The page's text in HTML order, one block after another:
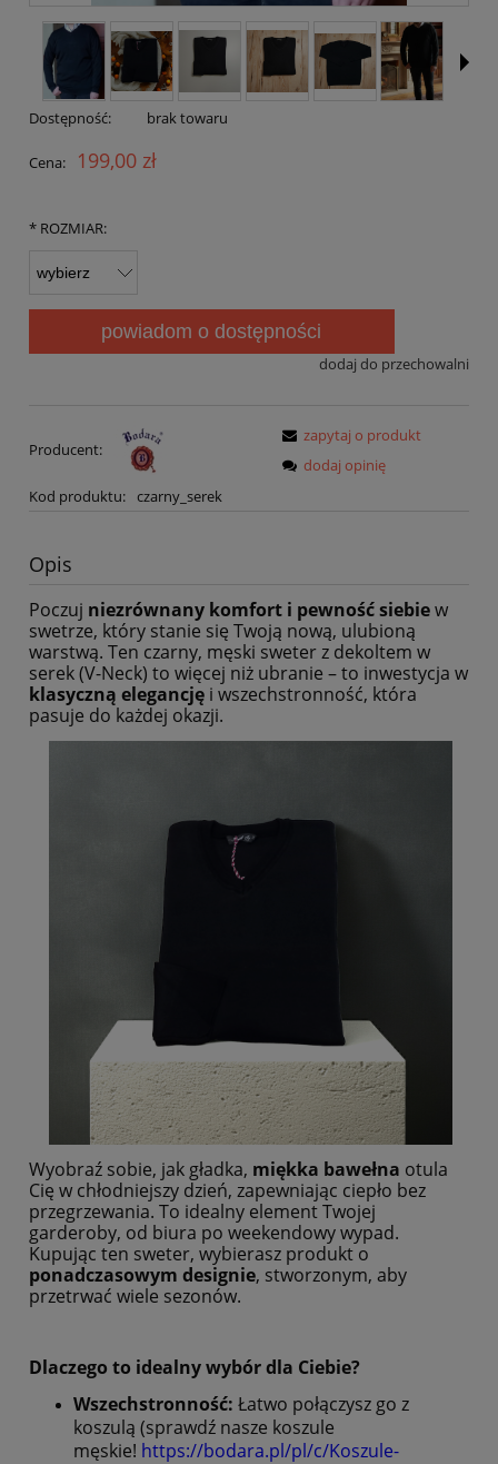
Dostępność: brak towaru
Cena: 199,00 zł
* ROZMIAR:
powiadom o dostępności
dodaj do przechowalni
Producent:
Kod produktu: czarny_serek
zapytaj o produkt
dodaj opinię
Opis
Poczuj niezrównany komfort i pewność siebiew
swetrze, który stanie się Twoją nową, ulubioną
warstwą. Ten czarny, męski sweter z dekoltem w
serek (V-Neck) to więcej niż ubranie – to inwestycja w
klasyczną elegancję i wszechstronność, która
pasuje do każdej okazji.
Wyobraź sobie, jak gładka, miękka bawełna otula
Cię w chłodniejszy dzień, zapewniając ciepło bez
przegrzewania. To idealny element Twojej
garderoby, od biura po weekendowy wypad.
Kupując ten sweter, wybierasz produkt o
ponadczasowym designie, stworzonym, aby
przetrwać wiele sezonów.
Dlaczego to idealny wybór dla Ciebie?
Wszechstronność: Łatwo połączysz go z
koszulą (sprawdź nasze koszule
męskie! https://bodara.pl/pl/c/Koszule-